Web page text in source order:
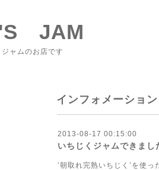
JAM
ャムのお店です
インフォメーション
2013-08-17 00:15:00
いちじくジャムできまし
’朝取れ完熟いちじく’を使っ